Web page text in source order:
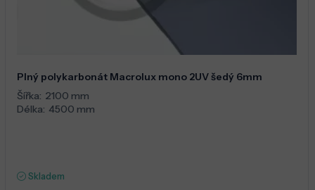
Plný polykarbonát Macrolux mono 2UV šedý 6mm
Šířka: 2100 mm
Délka: 4500 mm
Skladem